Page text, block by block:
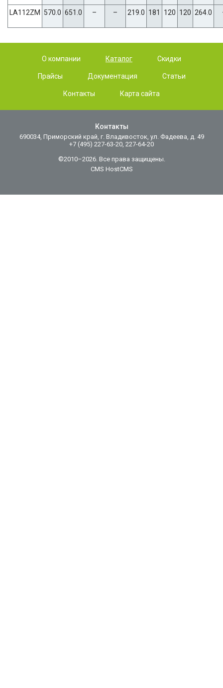
LA112ZM 570.0 651.0 – – 219.0 181 120 120 264.0
О компании Каталог Скидки
Прайсы Документация Статьи
Контакты Карта сайта
Контакты
690034, Приморский край, г. Владивосток, ул. Фадеева, д. 49
+7 (495) 227-63-20, 227-64-20
©2010–2026. Все права защищены.
CMS HostCMS